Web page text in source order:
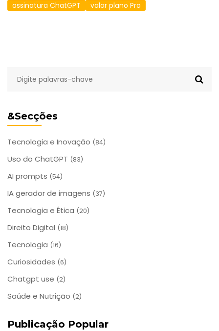
&Secções
Tecnologia e Inovação (84)
Uso do ChatGPT (83)
AI prompts (54)
IA gerador de imagens (37)
Tecnologia e Ética (20)
Direito Digital (18)
Tecnologia (16)
Curiosidades (6)
Chatgpt use (2)
Saúde e Nutrição (2)
Publicação Popular
assinatura ChatGPT
valor plano Pro